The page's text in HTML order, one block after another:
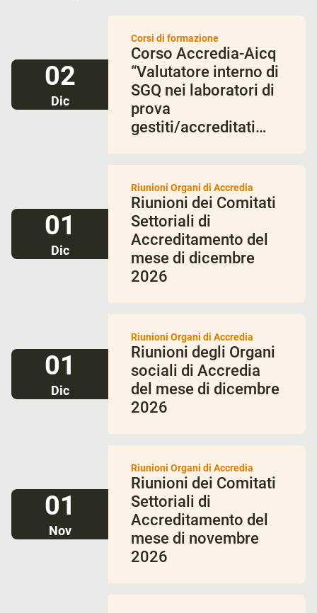
02
Dic
Corsi di formazione
Corso Accredia-Aicq
“Valutatore interno di
SGQ nei laboratori di
prova
gestiti/accreditati
dicembre 2026
01
Dic
Riunioni Organi di Accredia
Riunioni dei Comitati
Settoriali di
Accreditamento del
mese di dicembre
2026
01
Dic
Riunioni Organi di Accredia
Riunioni degli Organi
sociali di Accredia
del mese di dicembre
2026
01
Nov
Riunioni Organi di Accredia
Riunioni dei Comitati
Settoriali di
Accreditamento del
mese di novembre
2026